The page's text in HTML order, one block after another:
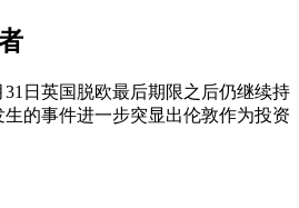
日英国脱欧最后期限之后仍继续持
的事件进一步突显出伦敦作为投资